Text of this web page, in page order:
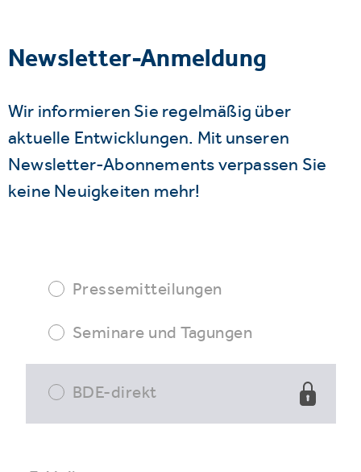
Newsletter-Anmeldung
Wir informieren Sie regelmäßig über
aktuelle Entwicklungen. Mit unseren
Newsletter-Abonnements verpassen Sie
keine Neuigkeiten mehr!
Pressemitteilungen
Seminare und Tagungen
BDE-direkt